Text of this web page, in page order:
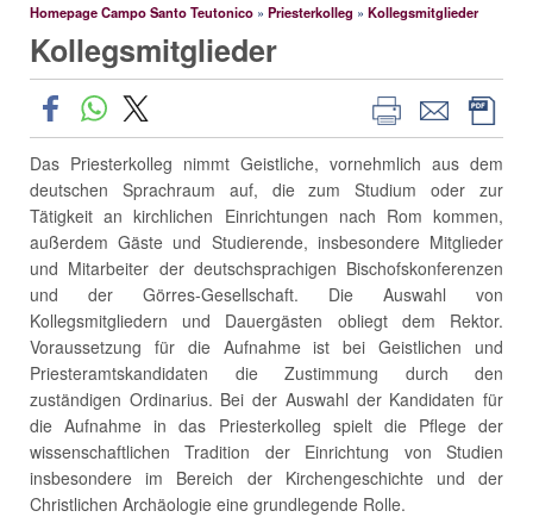
Homepage Campo Santo Teutonico » Priesterkolleg » Kollegsmitglieder
Kollegsmitglieder
Das Priesterkolleg nimmt Geistliche, vornehmlich aus dem
deutschen Sprachraum auf, die zum Studium oder zur
Tätigkeit an kirchlichen Einrichtungen nach Rom kommen,
außerdem Gäste und Studierende, insbesondere Mitglieder
und Mitarbeiter der deutschsprachigen Bischofskonferenzen
und der Görres-Gesellschaft. Die Auswahl von
Kollegsmitgliedern und Dauergästen obliegt dem Rektor.
Voraussetzung für die Aufnahme ist bei Geistlichen und
Priesteramtskandidaten die Zustimmung durch den
zuständigen Ordinarius. Bei der Auswahl der Kandidaten für
die Aufnahme in das Priesterkolleg spielt die Pflege der
wissenschaftlichen Tradition der Einrichtung von Studien
insbesondere im Bereich der Kirchengeschichte und der
Christlichen Archäologie eine grundlegende Rolle.